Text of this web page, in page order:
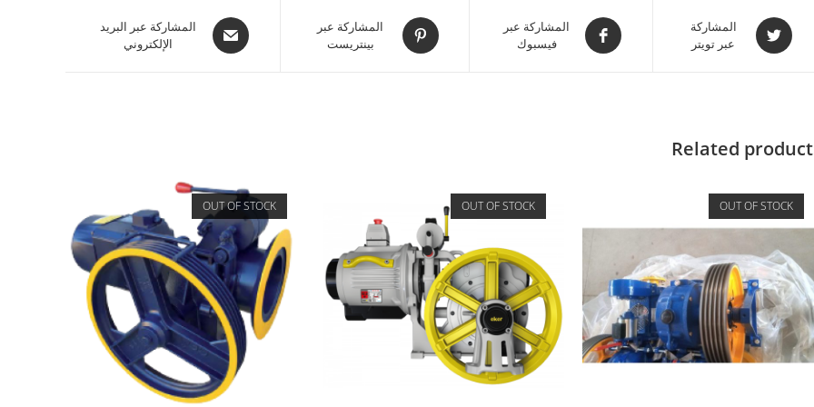
المشاركة
عبر تويتر
المشاركة عبر
فيسبوك
المشاركة عبر
بينتريست
المشاركة عبر البريد
الإلكتروني
Related
OUT OF STOCK
OUT OF STOCK
OUT OF STOCK